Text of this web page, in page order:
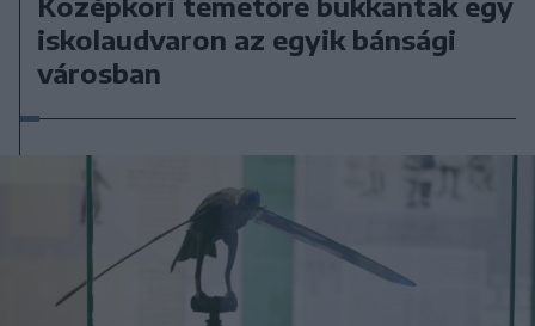
iskolaudvaron az egyik bánsági
városban